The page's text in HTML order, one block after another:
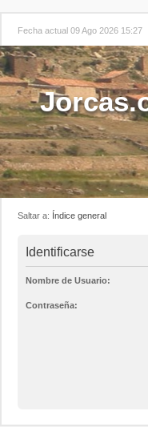
Fecha actual 09 Ago 2026 15:27
Saltar a: Índice general
Identificarse
Nombre de Usuario:
Contraseña: